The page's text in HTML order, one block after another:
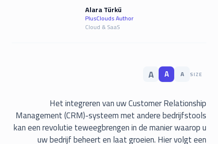
Alara Türkü
PlusClouds Author
Cloud & SaaS
SIZE
A
A
A
Het integreren van uw Customer Relationship
Management (CRM)-systeem met andere bedrijfstools
kan een revolutie teweegbrengen in de manier waarop u
uw bedrijf beheert en laat groeien. Hier volgt een